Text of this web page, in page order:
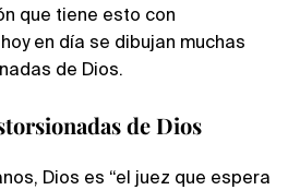
que tiene esto con
en día se dibujan muchas
de Dios.
de Dios
Dios es “el juez que espera